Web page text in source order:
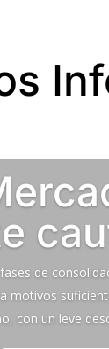
de
con un leve